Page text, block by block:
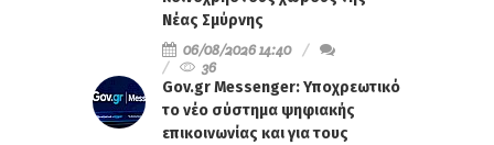
Νέας Σμύρνης
06/08/2026 14:40
36
Gov.gr Messenger: Υποχρεωτικό
το νέο σύστημα ψηφιακής
επικοινωνίας και για τους